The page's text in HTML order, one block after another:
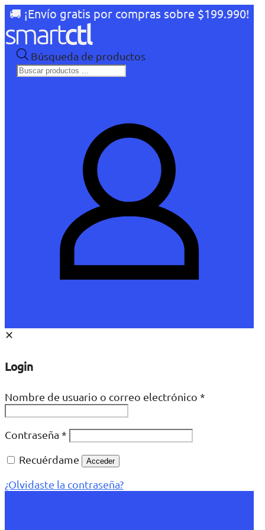
🚚 ¡Envío gratis por compras sobre $199.990!
Búsqueda de productos
✕
Login
Nombre de usuario o correo electrónico *
Contraseña *
Recuérdame
Acceder
¿Olvidaste la contraseña?